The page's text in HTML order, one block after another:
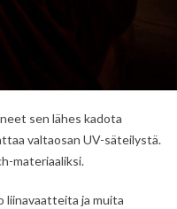
sen lähes kadota
valtaosan UV-säteilystä.
materiaaliksi.
liinavaatteita ja muita